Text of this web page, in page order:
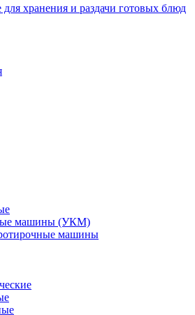
для хранения и раздачи готовых блюд
машины (УКМ)
машины